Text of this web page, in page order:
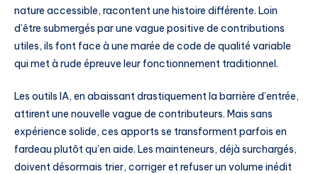
nature accessible, racontent une histoire différente. Loin
d’être submergés par une vague positive de contributions
utiles, ils font face à une marée de code de qualité variable
qui met à rude épreuve leur fonctionnement traditionnel.
Les outils IA, en abaissant drastiquement la barrière d’entrée,
attirent une nouvelle vague de contributeurs. Mais sans
expérience solide, ces apports se transforment parfois en
fardeau plutôt qu’en aide. Les mainteneurs, déjà surchargés,
doivent désormais trier, corriger et refuser un volume inédit